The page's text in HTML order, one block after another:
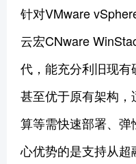
针对VMware
云宏CNware
代，能充分利旧现
甚至优于原有架构
算等需快速部署、
心优势的是支持从